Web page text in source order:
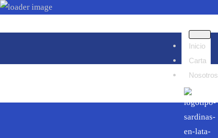
Inicio
Carta
Nosotros
Lomo en salsa de perdiz